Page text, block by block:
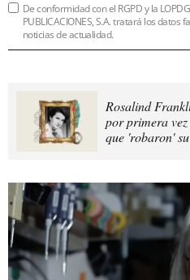
De conformidad con el RGPD y la
PUBLICACIONES, S.A. tratará los
noticias de actualidad.
Rosalind
por primera
que 'robaron'